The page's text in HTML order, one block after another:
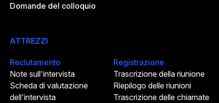
Domande del colloquio
ATTREZZI
Reclutamento
Note sull'intervista
Scheda di valutazione
dell'intervista
Registrazione
Trascrizione della riunione
Riepilogo delle riunioni
Trascrizione delle chiamate